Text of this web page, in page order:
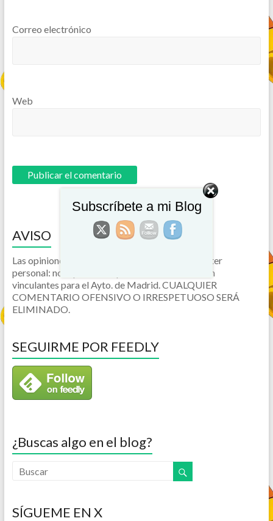
Correo electrónico
Web
AVISO
Las opiniones vertidas en este blog son de carácter
personal: no representan políticas oficiales ni son
vinculantes para el Ayto. de Madrid. CUALQUIER
COMENTARIO OFENSIVO O IRRESPETUOSO SERÁ
ELIMINADO.
SEGUIRME POR FEEDLY
¿Buscas algo en el blog?
SÍGUEME EN X
Subscríbete a mi Blog